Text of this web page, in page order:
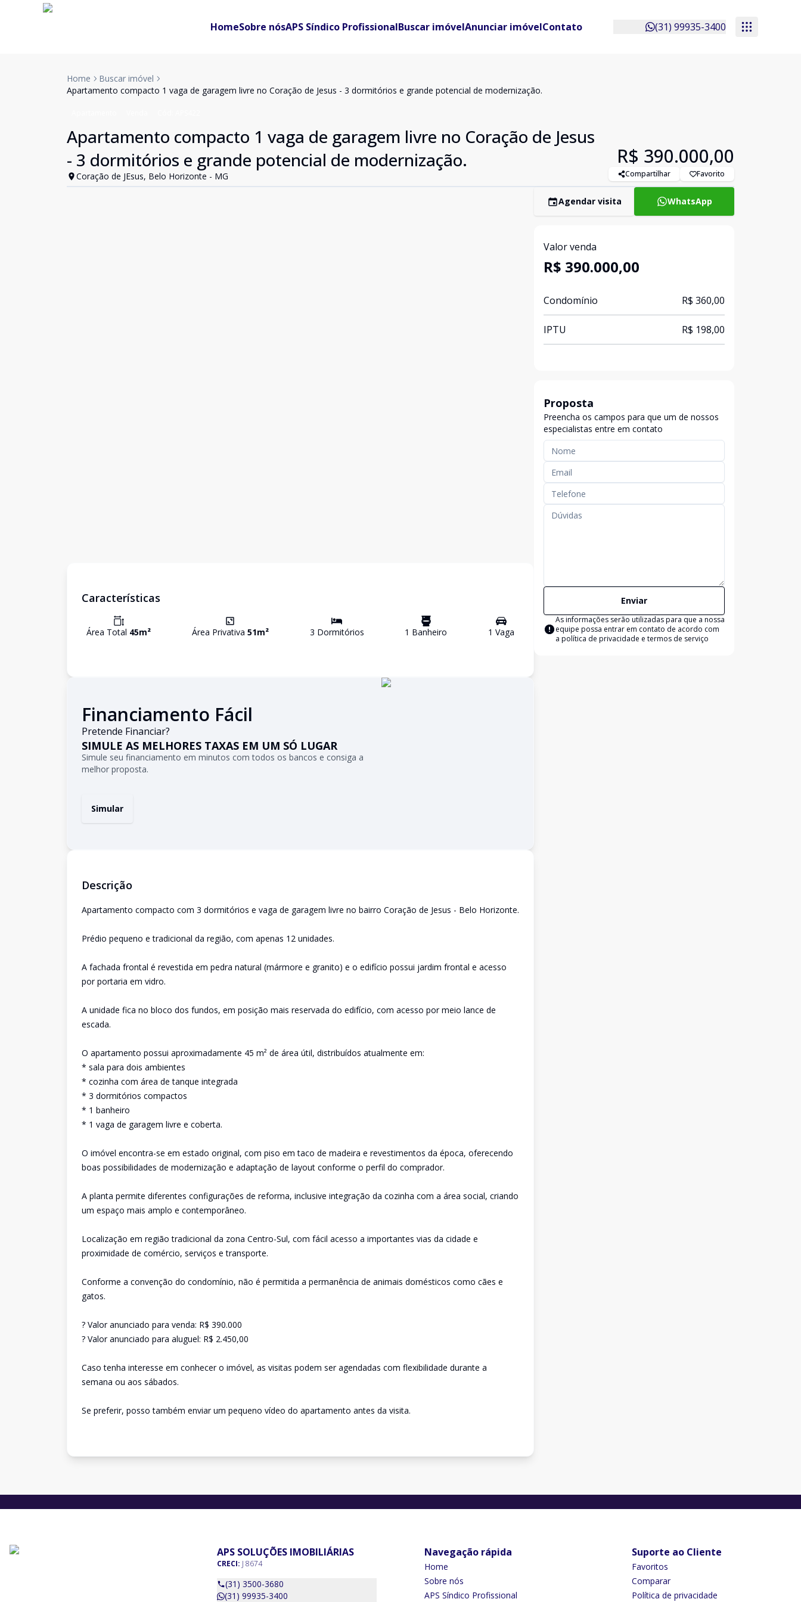
HomeSobre nósAPS Síndico ProfissionalBuscar imóvelAnunciar imóvelContato (31) 99935-3400
Home
Buscar imóvel
Apartamento compacto 1 vaga de garagem livre no Coração de Jesus - 3 dormitórios e grande potencial de modernização.
Apartamento compacto 1 vaga de garagem livre no Coração de Jesus
- 3 dormitórios e grande potencial de modernização.
Coração de JEsus, Belo Horizonte - MG
R$ 390.000,00
Compartilhar Favorito
Características
Área Total 45m² Área Privativa 51m² 3 Dormitórios 1 Banheiro 1 Vaga
Financiamento Fácil
Pretende Financiar?
SIMULE AS MELHORES TAXAS EM UM SÓ LUGAR
Simule seu financiamento em minutos com todos os bancos e consiga a
melhor proposta.
Simular
Descrição
Apartamento compacto com 3 dormitórios e vaga de garagem livre no bairro Coração de Jesus - Belo Horizonte.
Prédio pequeno e tradicional da região, com apenas 12 unidades.
A fachada frontal é revestida em pedra natural (mármore e granito) e o edifício possui jardim frontal e acesso
por portaria em vidro.
A unidade fica no bloco dos fundos, em posição mais reservada do edifício, com acesso por meio lance de
escada.
O apartamento possui aproximadamente 45 m² de área útil, distribuídos atualmente em:
* sala para dois ambientes
* cozinha com área de tanque integrada
* 3 dormitórios compactos
* 1 banheiro
* 1 vaga de garagem livre e coberta.
O imóvel encontra-se em estado original, com piso em taco de madeira e revestimentos da época, oferecendo
boas possibilidades de modernização e adaptação de layout conforme o perfil do comprador.
A planta permite diferentes configurações de reforma, inclusive integração da cozinha com a área social, criando
um espaço mais amplo e contemporâneo.
Localização em região tradicional da zona Centro-Sul, com fácil acesso a importantes vias da cidade e
proximidade de comércio, serviços e transporte.
Conforme a convenção do condomínio, não é permitida a permanência de animais domésticos como cães e
gatos.
? Valor anunciado para venda: R$ 390.000
? Valor anunciado para aluguel: R$ 2.450,00
Caso tenha interesse em conhecer o imóvel, as visitas podem ser agendadas com flexibilidade durante a
semana ou aos sábados.
Se preferir, posso também enviar um pequeno vídeo do apartamento antes da visita.
Agendar visita WhatsApp
Valor venda
R$ 390.000,00
Condomínio R$ 360,00
IPTU R$ 198,00
Proposta
Preencha os campos para que um de nossos
especialistas entre em contato
Enviar
As informações serão utilizadas para que a nossa
equipe possa entrar em contato de acordo com
a política de privacidade e termos de serviço
APS SOLUÇÕES IMOBILIÁRIAS
CRECI: J 8674
(31) 3500-3680
(31) 99935-3400
Navegação rápida
Home
Sobre nós
APS Síndico Profissional
Suporte ao Cliente
Favoritos
Comparar
Política de privacidade